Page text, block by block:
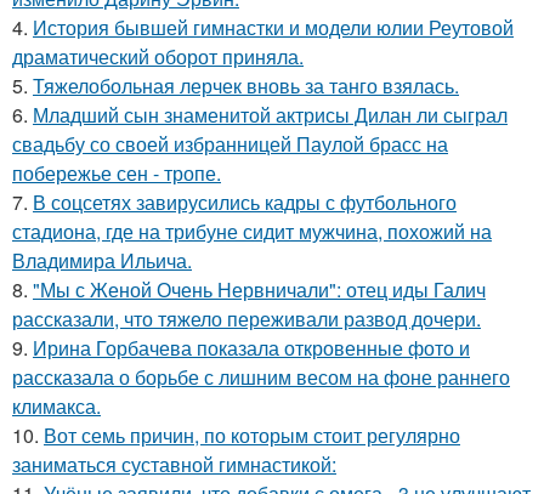
4. История бывшей гимнастки и модели юлии Реутовой
драматический оборот приняла.
5. Тяжелобольная лерчек вновь за танго взялась.
6. Младший сын знаменитой актрисы Дилан ли сыграл
свадьбу со своей избранницей Паулой брасс на
побережье сен - тропе.
7. В соцсетях завирусились кадры с футбольного
стадиона, где на трибуне сидит мужчина, похожий на
Владимира Ильича.
8. "Мы с Женой Очень Нервничали": отец иды Галич
рассказали, что тяжело переживали развод дочери.
9. Ирина Горбачева показала откровенные фото и
рассказала о борьбе с лишним весом на фоне раннего
климакса.
10. Вот семь причин, по которым стоит регулярно
заниматься суставной гимнастикой: